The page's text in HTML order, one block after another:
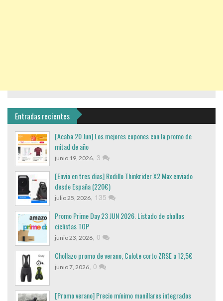
Entradas recientes
[Acaba 20 Jun] Los mejores cupones con la promo de
mitad de año
junio 19, 2026, 3
[Envio en tres dias] Rodillo Thinkrider X2 Max enviado
desde España (220€)
julio 25, 2026, 135
Promo Prime Day 23 JUN 2026. Listado de chollos
ciclistas TOP
junio 23, 2026, 0
Chollazo promo de verano, Culote corto ZRSE a 12,5€
junio 7, 2026, 0
[Promo verano] Precio mínimo manillares integrados